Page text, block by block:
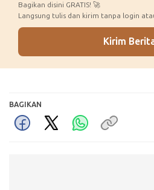
Bagikan disini GRATIS! 🚀
Langsung tulis dan kirim tanpa login
Kirim
BAGIKAN